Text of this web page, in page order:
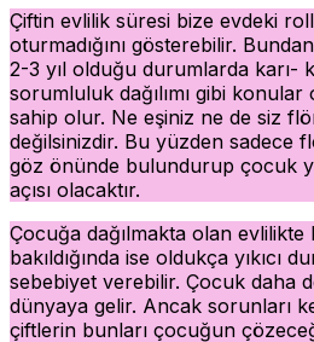
Çiftin evlilik süresi bize evdeki
oturmadığını gösterebilir.
2-3 yıl olduğu durumlarda karı-
sorumluluk dağılımı gibi
sahip olur. Ne eşiniz ne de siz
değilsinizdir. Bu yüzden sadece
göz önünde bulundurup çocuk
açısı olacaktır.
Çocuğa dağılmakta olan evlilikte
bakıldığında ise oldukça yıkıcı
sebebiyet verebilir. Çocuk daha
dünyaya gelir. Ancak sorunları
çiftlerin bunları çocuğun